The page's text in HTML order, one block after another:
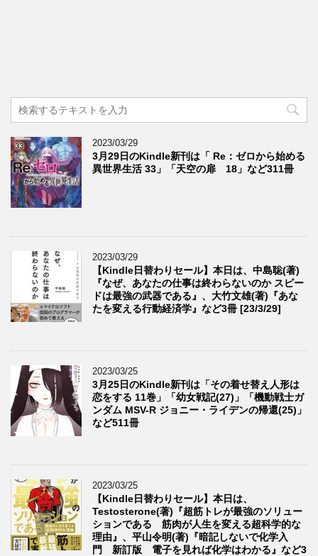
2023/03/29
3月29日のKindle新刊は「 Re：ゼロから始める
異世界生活 33」「天空の扉 18」など311冊
2023/03/29
【Kindle日替わりセール】本日は、中島聡(著)
『なぜ、あなたの仕事は終わらないのか スピー
ドは最強の武器である』、大竹文雄(著)『あな
たを変える行動経済学』など3冊 [23/3/29]
2023/03/25
3月25日のKindle新刊は「その着せ替え人形は
恋をする 11巻」「幼女戦記(27)」「機動戦士ガ
ンダム MSV-R ジョニー・ライデンの帰還(25)」
など511冊
2023/03/25
【Kindle日替わりセール】本日は、
Testosterone(著)『超筋トレが最強のソリュー
ションである 筋肉が人生を変える超科学的な
理由』、平山令明(著)『暗記しないで化学入
門 新訂版 電子を見れば化学はわかる』など3